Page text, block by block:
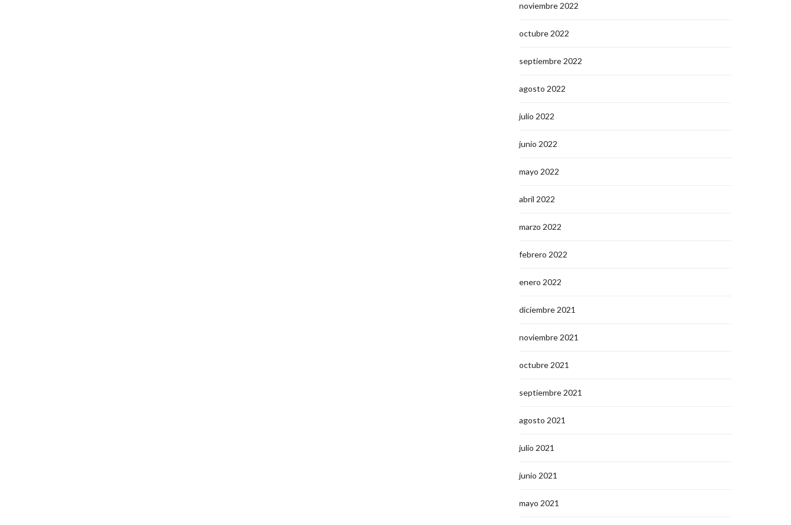
noviembre 2022
octubre 2022
septiembre 2022
agosto 2022
julio 2022
junio 2022
mayo 2022
abril 2022
marzo 2022
febrero 2022
enero 2022
diciembre 2021
noviembre 2021
octubre 2021
septiembre 2021
agosto 2021
julio 2021
junio 2021
mayo 2021